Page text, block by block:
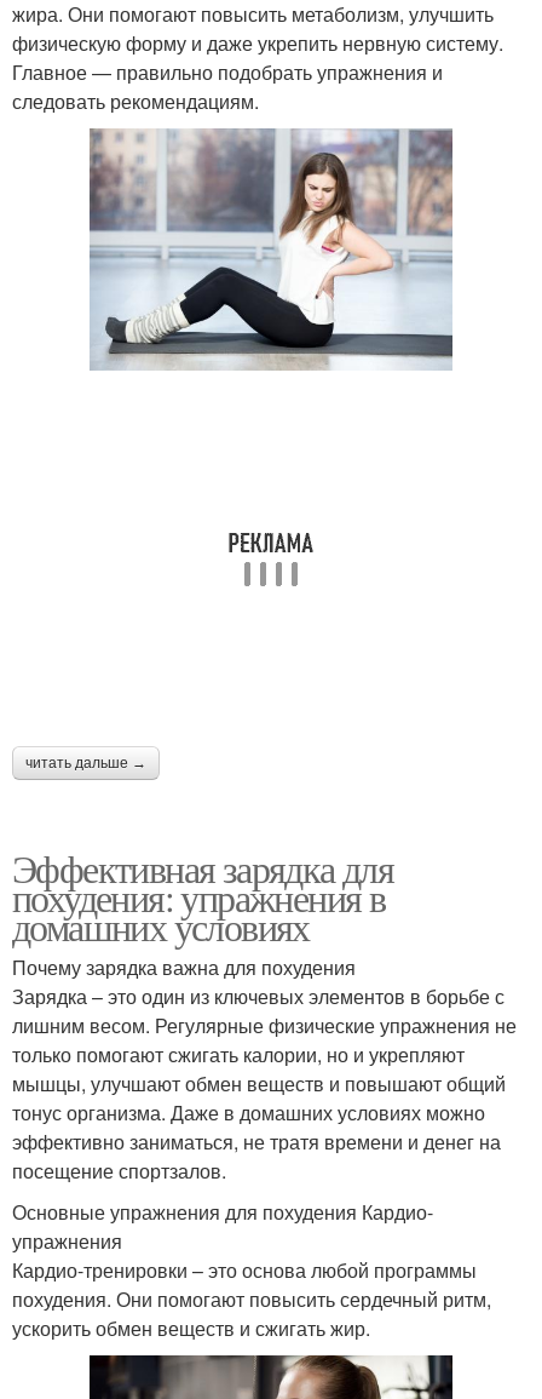
жира. Они помогают повысить метаболизм, улучшить
физическую форму и даже укрепить нервную систему.
Главное — правильно подобрать упражнения и
следовать рекомендациям.
читать дальше →
Эффективная зарядка для
похудения: упражнения в
домашних условиях
Почему зарядка важна для похудения
Зарядка – это один из ключевых элементов в борьбе с
лишним весом. Регулярные физические упражнения не
только помогают сжигать калории, но и укрепляют
мышцы, улучшают обмен веществ и повышают общий
тонус организма. Даже в домашних условиях можно
эффективно заниматься, не тратя времени и денег на
посещение спортзалов.
Основные упражнения для похудения Кардио-
упражнения
Кардио-тренировки – это основа любой программы
похудения. Они помогают повысить сердечный ритм,
ускорить обмен веществ и сжигать жир.